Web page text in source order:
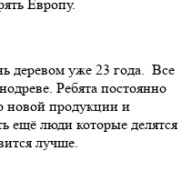
Европу.
деревом уже 23 года. Все
Ребята постоянно
новой продукции и
ещё люди которые делятся
лучше.